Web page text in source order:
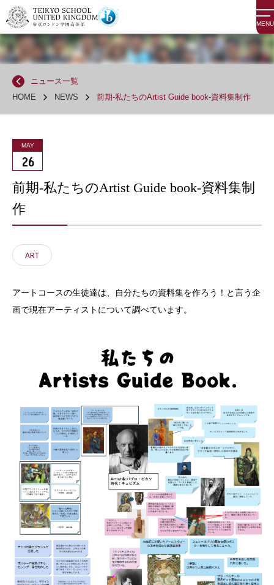
MENU
ニュース一覧
HOME
NEWS 前期-私たちのArtist Guide book-資料集制作
MAY
26
前期-私たちのArtist Guide book-資料集制
作
ART
アートコースの生徒達は、自分たちの資料集を作ろう！と言う企
画で現在アーティストについて調べています。